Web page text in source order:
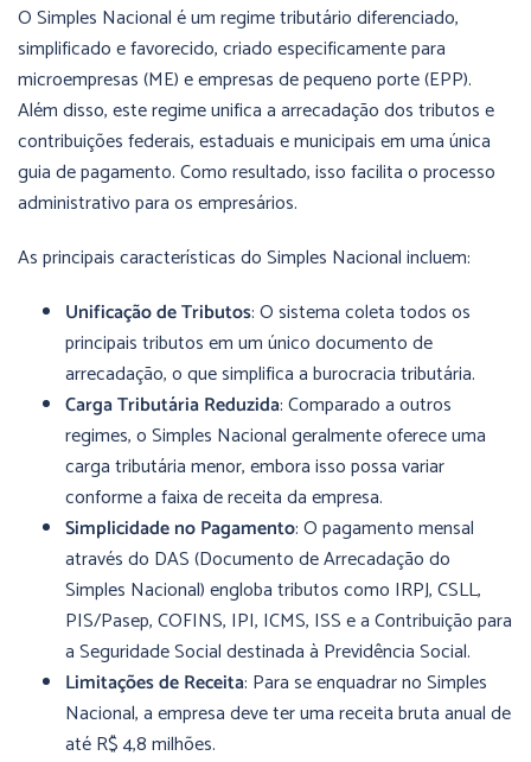
O Simples Nacional é um regime tributário diferenciado,
simplificado e favorecido, criado especificamente para
microempresas (ME) e empresas de pequeno porte (EPP).
Além disso, este regime unifica a arrecadação dos tributos e
contribuições federais, estaduais e municipais em uma única
guia de pagamento. Como resultado, isso facilita o processo
administrativo para os empresários.
As principais características do Simples Nacional incluem:
Unificação de Tributos: O sistema coleta todos os
principais tributos em um único documento de
arrecadação, o que simplifica a burocracia tributária.
Carga Tributária Reduzida: Comparado a outros
regimes, o Simples Nacional geralmente oferece uma
carga tributária menor, embora isso possa variar
conforme a faixa de receita da empresa.
Simplicidade no Pagamento: O pagamento mensal
através do DAS (Documento de Arrecadação do
Simples Nacional) engloba tributos como IRPJ, CSLL,
PIS/Pasep, COFINS, IPI, ICMS, ISS e a Contribuição para
a Seguridade Social destinada à Previdência Social.
Limitações de Receita: Para se enquadrar no Simples
Nacional, a empresa deve ter uma receita bruta anual de
até R$ 4,8 milhões.